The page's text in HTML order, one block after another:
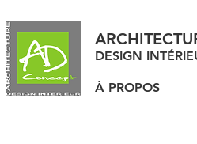
DESIGN
À PROPOS